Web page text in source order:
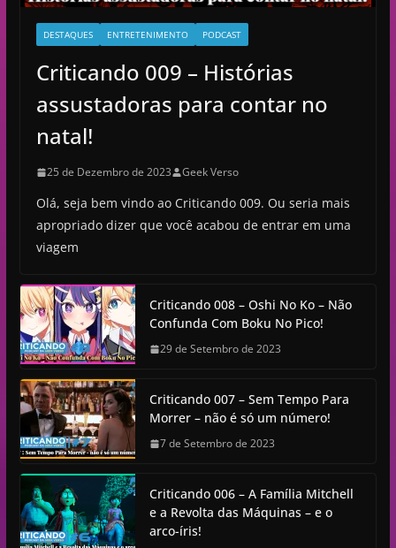
DESTAQUES ENTRETENIMENTO PODCAST
Criticando 009 – Histórias
assustadoras para contar no
natal!
25 de Dezembro de 2023 Geek Verso
Olá, seja bem vindo ao Criticando 009. Ou seria mais
apropriado dizer que você acabou de entrar em uma
viagem
Criticando 008 – Oshi No Ko – Não
Confunda Com Boku No Pico!
29 de Setembro de 2023
Criticando 007 – Sem Tempo Para
Morrer – não é só um número!
7 de Setembro de 2023
Criticando 006 – A Família Mitchell
e a Revolta das Máquinas – e o
arco-íris!